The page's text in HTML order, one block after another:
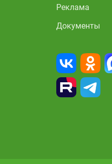
Реклама
Документы